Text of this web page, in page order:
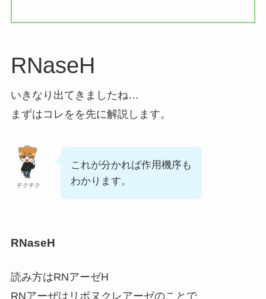
RNaseH
いきなり出てきましたね…
まずはコレをを先に解説します。
チクチク
これが分かれば作用機序も
わかります。
RNaseH
読み方はRNアーゼH
RNアーぜはリボヌクレアーゼのことで